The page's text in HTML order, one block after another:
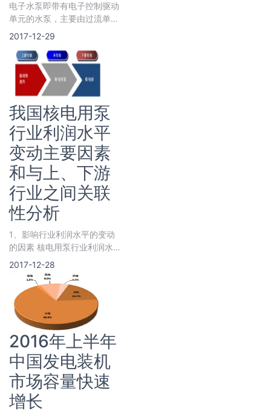
电子水泵即带有电子控制驱动
单元的水泵，主要由过流单
元、电机单元和电子控制单元
2017-12-29
我国核电用泵
行业利润水平
变动主要因素
和与上、下游
行业之间关联
性分析
1、影响行业利润水平的变动
的因素 核电用泵行业利润水
平变动主要
2017-12-28
2016年上半年
中国发电装机
市场容量快速
增长